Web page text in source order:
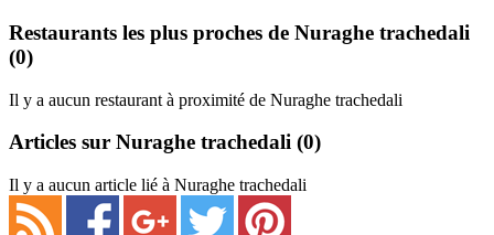
Restaurants les plus proches de Nuraghe trachedali
(0)
Il y a aucun restaurant à proximité de Nuraghe trachedali
Articles sur Nuraghe trachedali (0)
Il y a aucun article lié à Nuraghe trachedali